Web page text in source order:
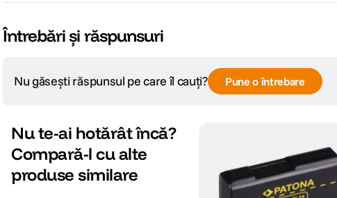
Întrebări și răspunsuri
Nu găsești răspunsul pe care îl cauți? Pune o întrebare
Nu te-ai hotărât încă?
Compară-l cu alte
produse similare